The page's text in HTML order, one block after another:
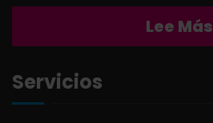
PANADERÍA
PICADERAS
APOTHIC
ARDUINI
Lee Más
Servicios